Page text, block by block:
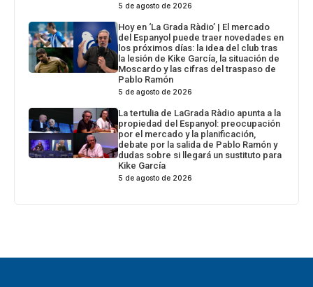
5 de agosto de 2026
Hoy en ‘La Grada Ràdio’ | El mercado
del Espanyol puede traer novedades en
los próximos días: la idea del club tras
la lesión de Kike García, la situación de
Moscardo y las cifras del traspaso de
Pablo Ramón
5 de agosto de 2026
La tertulia de LaGrada Ràdio apunta a la
propiedad del Espanyol: preocupación
por el mercado y la planificación,
debate por la salida de Pablo Ramón y
dudas sobre si llegará un sustituto para
Kike García
5 de agosto de 2026